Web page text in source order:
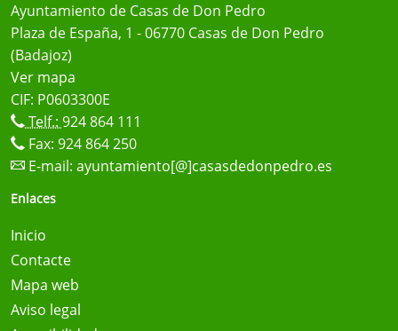
Ayuntamiento de Casas de Don Pedro
Plaza de España, 1 - 06770 Casas de Don Pedro
(Badajoz)
Ver mapa
CIF: P0603300E
Telf.: 924 864 111
Fax: 924 864 250
E-mail: ayuntamiento[@]casasdedonpedro.es
Enlaces
Inicio
Contacte
Mapa web
Aviso legal